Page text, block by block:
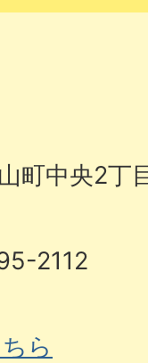
町中央2丁
2112
ら